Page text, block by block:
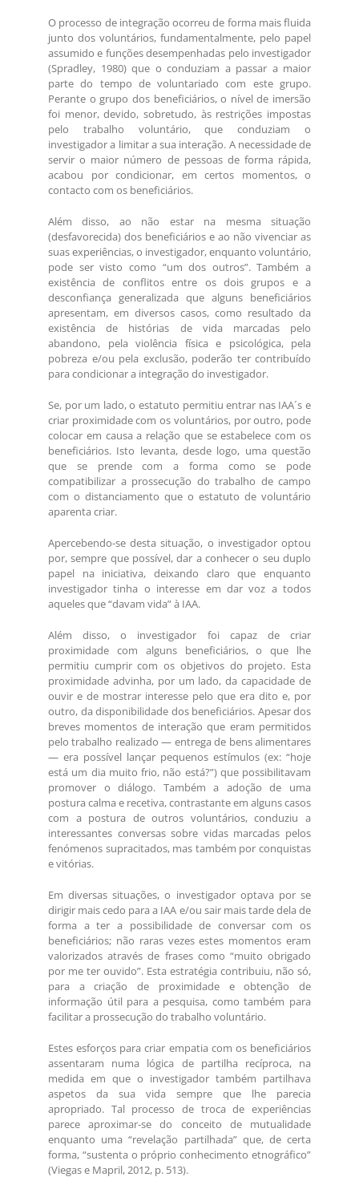
O processo de integração ocorreu de forma mais fluida
junto dos voluntários, fundamentalmente, pelo papel
assumido e funções desempenhadas pelo investigador
(Spradley, 1980) que o conduziam a passar a maior
parte do tempo de voluntariado com este grupo.
Perante o grupo dos beneficiários, o nível de imersão
foi menor, devido, sobretudo, às restrições impostas
pelo trabalho voluntário, que conduziam o
investigador a limitar a sua interação. A necessidade de
servir o maior número de pessoas de forma rápida,
acabou por condicionar, em certos momentos, o
contacto com os beneficiários.
Além disso, ao não estar na mesma situação
(desfavorecida) dos beneficiários e ao não vivenciar as
suas experiências, o investigador, enquanto voluntário,
pode ser visto como “um dos outros”. Também a
existência de conflitos entre os dois grupos e a
desconfiança generalizada que alguns beneficiários
apresentam, em diversos casos, como resultado da
existência de histórias de vida marcadas pelo
abandono, pela violência física e psicológica, pela
pobreza e/ou pela exclusão, poderão ter contribuído
para condicionar a integração do investigador.
Se, por um lado, o estatuto permitiu entrar nas IAA´s e
criar proximidade com os voluntários, por outro, pode
colocar em causa a relação que se estabelece com os
beneficiários. Isto levanta, desde logo, uma questão
que se prende com a forma como se pode
compatibilizar a prossecução do trabalho de campo
com o distanciamento que o estatuto de voluntário
aparenta criar.
Apercebendo-se desta situação, o investigador optou
por, sempre que possível, dar a conhecer o seu duplo
papel na iniciativa, deixando claro que enquanto
investigador tinha o interesse em dar voz a todos
aqueles que “davam vida” à IAA.
Além disso, o investigador foi capaz de criar
proximidade com alguns beneficiários, o que lhe
permitiu cumprir com os objetivos do projeto. Esta
proximidade advinha, por um lado, da capacidade de
ouvir e de mostrar interesse pelo que era dito e, por
outro, da disponibilidade dos beneficiários. Apesar dos
breves momentos de interação que eram permitidos
pelo trabalho realizado — entrega de bens alimentares
— era possível lançar pequenos estímulos (ex: “hoje
está um dia muito frio, não está?”) que possibilitavam
promover o diálogo. Também a adoção de uma
postura calma e recetiva, contrastante em alguns casos
com a postura de outros voluntários, conduziu a
interessantes conversas sobre vidas marcadas pelos
fenómenos supracitados, mas também por conquistas
e vitórias.
Em diversas situações, o investigador optava por se
dirigir mais cedo para a IAA e/ou sair mais tarde dela de
forma a ter a possibilidade de conversar com os
beneficiários; não raras vezes estes momentos eram
valorizados através de frases como “muito obrigado
por me ter ouvido”. Esta estratégia contribuiu, não só,
para a criação de proximidade e obtenção de
informação útil para a pesquisa, como também para
facilitar a prossecução do trabalho voluntário.
Estes esforços para criar empatia com os beneficiários
assentaram numa lógica de partilha recíproca, na
medida em que o investigador também partilhava
aspetos da sua vida sempre que lhe parecia
apropriado. Tal processo de troca de experiências
parece aproximar-se do conceito de mutualidade
enquanto uma “revelação partilhada” que, de certa
forma, “sustenta o próprio conhecimento etnográfico”
(Viegas e Mapril, 2012, p. 513).